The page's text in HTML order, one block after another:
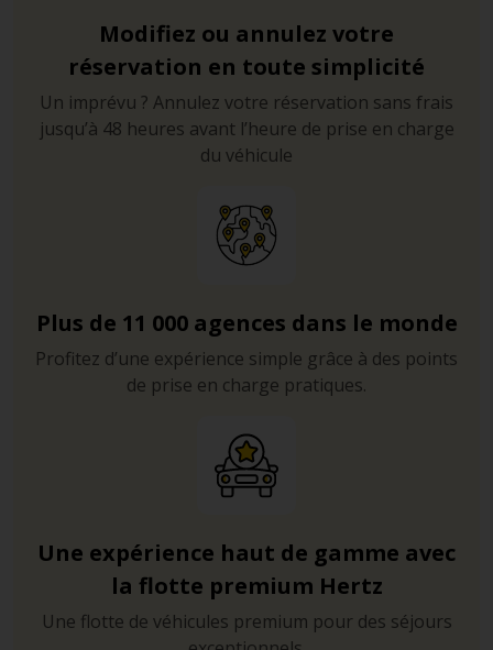
Modifiez ou annulez votre
réservation en toute simplicité
Un imprévu ? Annulez votre réservation sans frais
jusqu’à 48 heures avant l’heure de prise en charge
du véhicule
Plus de 11 000 agences dans le monde
Profitez d’une expérience simple grâce à des points
de prise en charge pratiques.
Une expérience haut de gamme avec
la flotte premium Hertz
Une flotte de véhicules premium pour des séjours